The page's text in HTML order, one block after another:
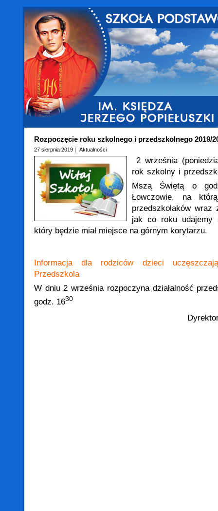
Rozpoczęcie roku szkolnego i przedszkolnego 2019/
27 sierpnia 2019 | Aktualności
2 września
rok szkolny i
Mszą Świętą o
Łowczowie, na
przedszkolaków
jak co roku udajemy
który będzie miał miejsce na górnym korytarzu.
Informacja dla rodziców dzieci
Przedszkola
W dniu 2 września rozpoczyna działalność
godz. 1630